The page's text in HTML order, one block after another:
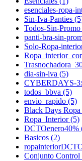
esenciales-ropa-
Sin-Iva-Panties
Todos-Sin-
panti-bra-sin-
Solo-Ropa-
dia-sin-iva (5)
CYBERDAYS-
todos_bbva (5)
envio_rapido (5)
Black Days
Ropa_Interior (5)
DCTOenero40%
Basicos (2)
Conjunto Control